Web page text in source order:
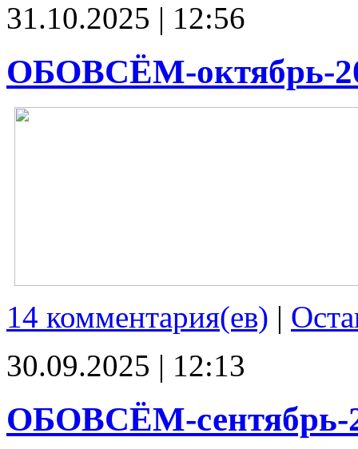
31.10.2025 | 12:56
ОБОВСЁМ-октябрь-
14 комментария(ев) |
30.09.2025 | 12:13
ОБОВСЁМ-сентябрь-